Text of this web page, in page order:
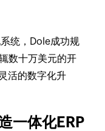
统，Dole成功规
数十万美元的开
活的数字化升
一体化ERP